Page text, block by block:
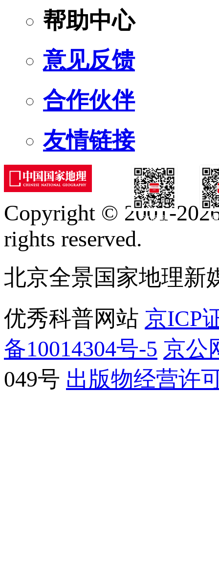
帮助中心
意见反馈
合作伙伴
友情链接
订阅号
Copyright © 2001-
rights reserved.
北京全景国家地理新
优秀科普网站 京ICP
备10014304号-5 京公
049号 出版物经营许